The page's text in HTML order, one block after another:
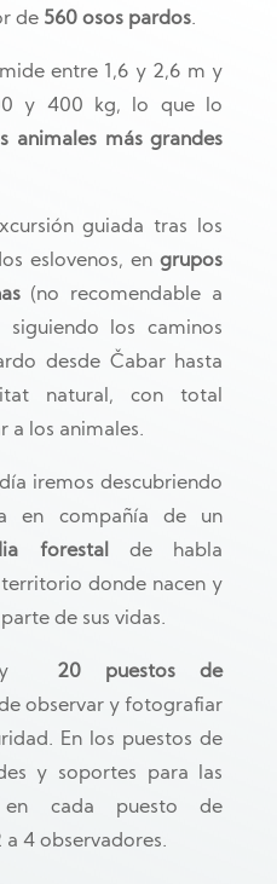
de 560 osos pardos.
mide entre 1,6 y 2,6 m y
y 400 kg, lo que lo
animales más grandes
guiada tras los
eslovenos, engrupos
(no recomendable a
los caminos
desde Čabar hasta
natural, con total
a los animales.
iremos descubriendo
en compañía de un
forestalde habla
donde nacen y
de sus vidas.
20 puestos de
observar y fotografiar
En los puestos de
y soportes para las
cada puesto de
4 observadores.